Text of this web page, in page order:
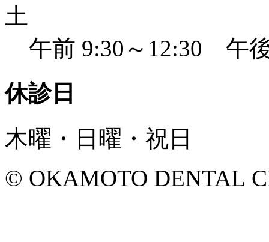
土
午前 9:30～12:30 午
休診日
木曜・日曜・祝日
© OKAMOTO DENTAL